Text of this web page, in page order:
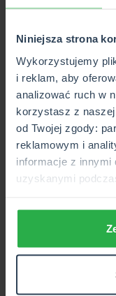
Niniejsza strona
Wykorzystujemy
i reklam, aby
analizować ruch w
korzystasz z
od Twojej zgody:
reklamowym i
informacje z innymi
uzyskanymi
majątku. W takim
Kiedy i jak
zachowek?
Roszczenie o
korzyść majątkową
testamentowego
dochodzić zapłaty
jeśli strony nie